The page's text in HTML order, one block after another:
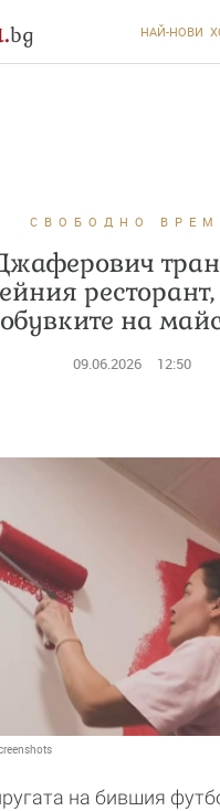
bg НАЙ-НОВИ
СВОБОДНО
ресторант,
обувките на
09.06.2026 12:50
на бившия